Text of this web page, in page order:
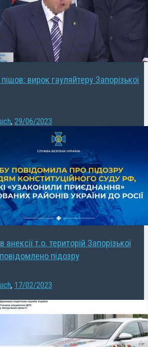
вирок гауляйтеру Запорізької
, 29/06/2023
т.о. територій Запорізької
підозру
, 17/02/2023